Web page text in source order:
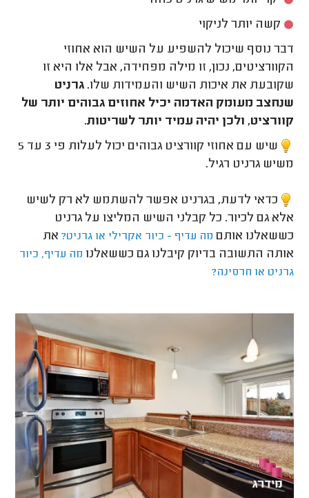
קשה יותר לניקוי
דבר נוסף שיכול להשפיע על השיש הוא אחוזי
הקוורציטים, נכון, זו מילה מפחידה, אבל אלו היא זו
שקובעת את איכות השיש והעמידות שלו.גרניט
שנחצב מעומק האדמה יכיל אחוזים גבוהים יותר של
קוורציט, ולכן יהיה עמיד יותר לשריטות.
שיש עם אחוזי קוורציט גבוהים יכול לעלות פי 3 עד 5
משיש גרניט רגיל.
כדאי לדעת, בגרניט אפשר להשתמש לא רק לשיש
אלא גם לכיור. כל קבלני השיש המליצו על גרניט
כששאלנו אותם מה עדיף - כיור אקרילי או גרניט? את
אותה התשובה בדיוק קיבלנו גם כששאלנו מה עדיף, כיור
גרניט או חרסינה?